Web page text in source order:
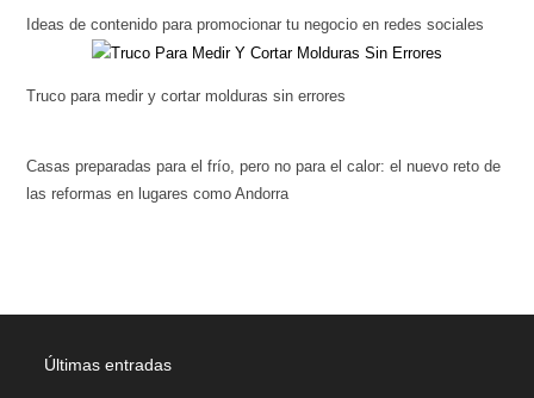
Ideas de contenido para promocionar tu negocio en redes sociales
Truco para medir y cortar molduras sin errores
Casas preparadas para el frío, pero no para el calor: el nuevo reto de
las reformas en lugares como Andorra
Últimas entradas